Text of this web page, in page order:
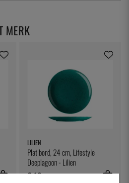
LILIEN
Plat bord, 24 cm, Lifestyle
Deeplagoon - Lilien
€ 18
MERK